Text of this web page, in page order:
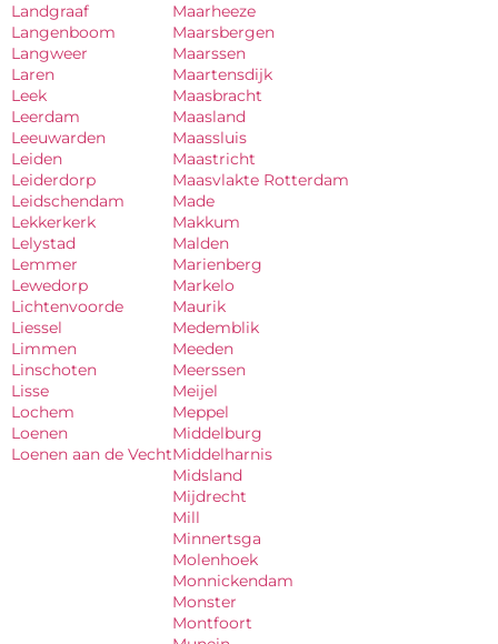
Landgraaf
Langenboom
Langweer
Laren
Leek
Leerdam
Leeuwarden
Leiden
Leiderdorp
Leidschendam
Lekkerkerk
Lelystad
Lemmer
Lewedorp
Lichtenvoorde
Liessel
Limmen
Linschoten
Lisse
Lochem
Loenen
Loenen aan de Vecht
Maarheeze
Maarsbergen
Maarssen
Maartensdijk
Maasbracht
Maasland
Maassluis
Maastricht
Maasvlakte Rotterdam
Made
Makkum
Malden
Marienberg
Markelo
Maurik
Medemblik
Meeden
Meerssen
Meijel
Meppel
Middelburg
Middelharnis
Midsland
Mijdrecht
Mill
Minnertsga
Molenhoek
Monnickendam
Monster
Montfoort